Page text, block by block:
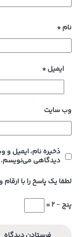
نام*
ایمیل*
وب‌ سایت
ذخیره نام، ایمیل و
دیدگاهی می‌نویسم.
لطفا یک پاسخ را با ارقام
پنج − 2 =